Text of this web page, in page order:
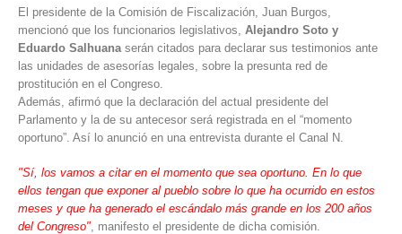
El presidente de la Comisión de Fiscalización, Juan Burgos,
mencionó que los funcionarios legislativos, Alejandro Soto y
Eduardo Salhuanaserán citados para declarar sus testimonios ante
las unidades de asesorías legales, sobre la presunta red de
prostitución en el Congreso.
Además, afirmó que la declaración del actual presidente del
Parlamento y la de su antecesor será registrada en el “momento
oportuno”. Así lo anunció en una entrevista durante el Canal N.
"Sí, los vamos a citar en el momento que sea oportuno. En lo que
ellos tengan que exponer al pueblo sobre lo que ha ocurrido en estos
meses y que ha generado el escándalo más grande en los 200 años
del Congreso" , manifesto el presidente de dicha comisión.